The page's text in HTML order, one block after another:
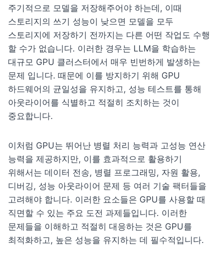
주기적으로 모델을 저장해주어야 하는데, 이때
스토리지의 쓰기 성능이 낮으면 모델을 모두
스토리지에 저장하기 전까지는 다른 어떤 작업도 수행
할 수가 없습니다. 이러한 경우는 LLM을 학습하는
대규모 GPU 클러스터에서 매우 빈번하게 발생하는
문제 입니다. 때문에 이를 방지하기 위해 GPU
하드웨어의 균일성을 유지하고, 성능 테스트를 통해
아웃라이어를 식별하고 적절히 조치하는 것이
중요합니다.
이처럼 GPU는 뛰어난 병렬 처리 능력과 고성능 연산
능력을 제공하지만, 이를 효과적으로 활용하기
위해서는 데이터 전송, 병렬 프로그래밍, 자원 활용,
디버깅, 성능 아웃라이어 문제 등 여러 기술 팩터들을
고려해야 합니다. 이러한 요소들은 GPU를 사용할 때
직면할 수 있는 주요 도전 과제들입니다. 이러한
문제들을 이해하고 적절히 대응하는 것은 GPU를
최적화하고, 높은 성능을 유지하는 데 필수적입니다.